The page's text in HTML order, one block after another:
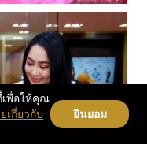
เพื่อให้คุณ
เกี่ยวกับ
ยินยอม